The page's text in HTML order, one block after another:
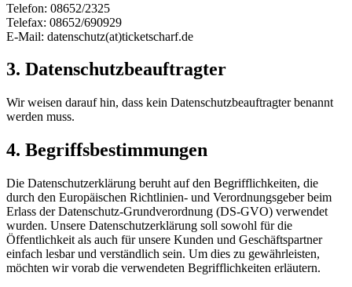
Telefon: 08652/2325
Telefax: 08652/690929
E-Mail: datenschutz(at)ticketscharf.de
3. Datenschutzbeauftragter
Wir weisen darauf hin, dass kein Datenschutzbeauftragter benannt
werden muss.
4. Begriffsbestimmungen
Die Datenschutzerklärung beruht auf den Begrifflichkeiten, die
durch den Europäischen Richtlinien- und Verordnungsgeber beim
Erlass der Datenschutz-Grundverordnung (DS-GVO) verwendet
wurden. Unsere Datenschutzerklärung soll sowohl für die
Öffentlichkeit als auch für unsere Kunden und Geschäftspartner
einfach lesbar und verständlich sein. Um dies zu gewährleisten,
möchten wir vorab die verwendeten Begrifflichkeiten erläutern.